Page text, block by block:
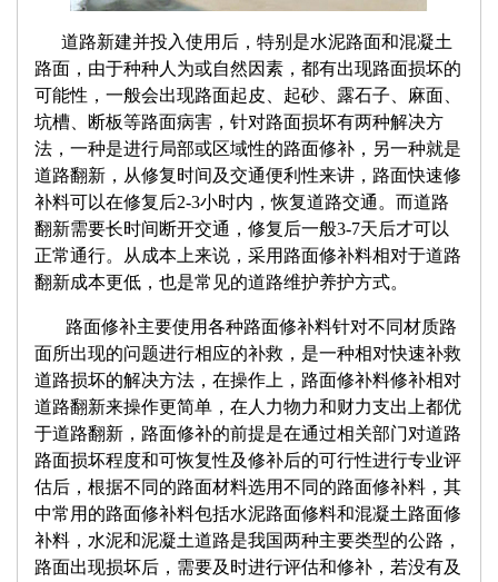
道路新建并投入使用后，特别是水泥路面和混凝土
路面，由于种种人为或自然因素，都有出现路面损坏的
可能性，一般会出现路面起皮、起砂、露石子、麻面、
坑槽、断板等路面病害，针对路面损坏有两种解决方
法，一种是进行局部或区域性的路面修补，另一种就是
道路翻新，从修复时间及交通便利性来讲，路面快速修
补料可以在修复后2-3小时内，恢复道路交通。而道路
翻新需要长时间断开交通，修复后一般3-7天后才可以
正常通行。从成本上来说，采用路面修补料相对于道路
翻新成本更低，也是常见的道路维护养护方式。
路面修补主要使用各种路面修补料针对不同材质路
面所出现的问题进行相应的补救，是一种相对快速补救
道路损坏的解决方法，在操作上，路面修补料修补相对
道路翻新来操作更简单，在人力物力和财力支出上都优
于道路翻新，路面修补的前提是在通过相关部门对道路
路面损坏程度和可恢复性及修补后的可行性进行专业评
估后，根据不同的路面材料选用不同的路面修补料，其
中常用的路面修补料包括水泥路面修料和混凝土路面修
补料，水泥和泥凝土道路是我国两种主要类型的公路，
路面出现损坏后，需要及时进行评估和修补，若没有及